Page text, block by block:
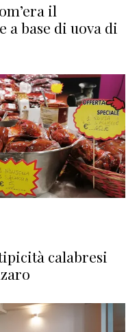
il
base di uova di
calabresi